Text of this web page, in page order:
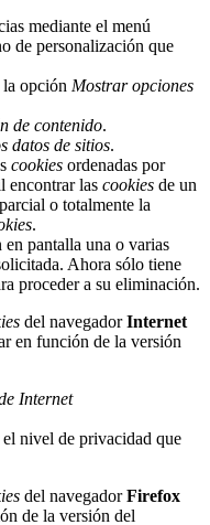
mediante el menú
de personalización que
la opción Mostrar opciones
de contenido.
datos de sitios.
cookies ordenadas por
encontrar las cookies de un
o totalmente la
.
en pantalla una o varias
Ahora sólo tiene
proceder a su eliminación.
del navegadorInternet
en función de la versión
Internet
nivel de privacidad que
del navegadorFirefox
de la versión del